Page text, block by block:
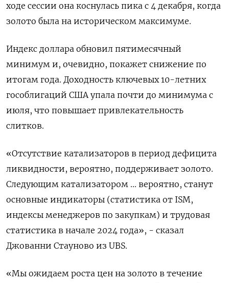
ходе сессии она коснулась пика с 4 декабря, когда
золото была на историческом максимуме.
Индекс доллара обновил пятимесячный
минимум и, очевидно, покажет снижение по
итогам года. Доходность ключевых 10-летних
гособлигаций США упала почти до минимума с
июля, что повышает привлекательность
слитков.
«Отсутствие катализаторов в период дефицита
ликвидности, вероятно, поддерживает золото.
Следующим катализатором ... вероятно, станут
основные индикаторы (статистика от ISM,
индексы менеджеров по закупкам) и трудовая
статистика в начале 2024 года», - сказал
Джованни Стауново из UBS.
«Мы ожидаем роста цен на золото в течение